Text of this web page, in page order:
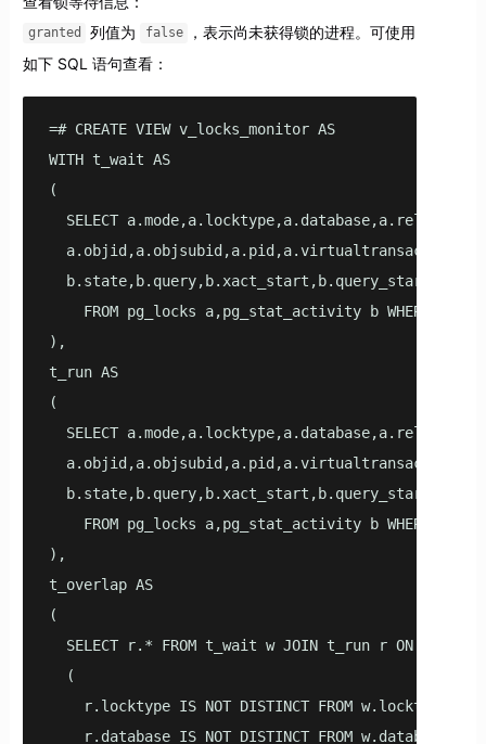
granted 列值为 false
，表示尚未获得锁的进程。可使用
如下 SQL 语句查看：
=# CREATE VIEW v_locks_monitor AS
WITH t_wait AS
(
SELECT
FROM pg_locks a,pg_stat_activity b WHERE
),
t_run AS
(
SELECT
FROM pg_locks a,pg_stat_activity b WHERE
),
t_overlap AS
(
  SELECT r.* FROM t_wait w JOIN t_run r ON
  (
r.locktype IS NOT DISTINCT FROM w.locktype
r.database IS NOT DISTINCT FROM w.database